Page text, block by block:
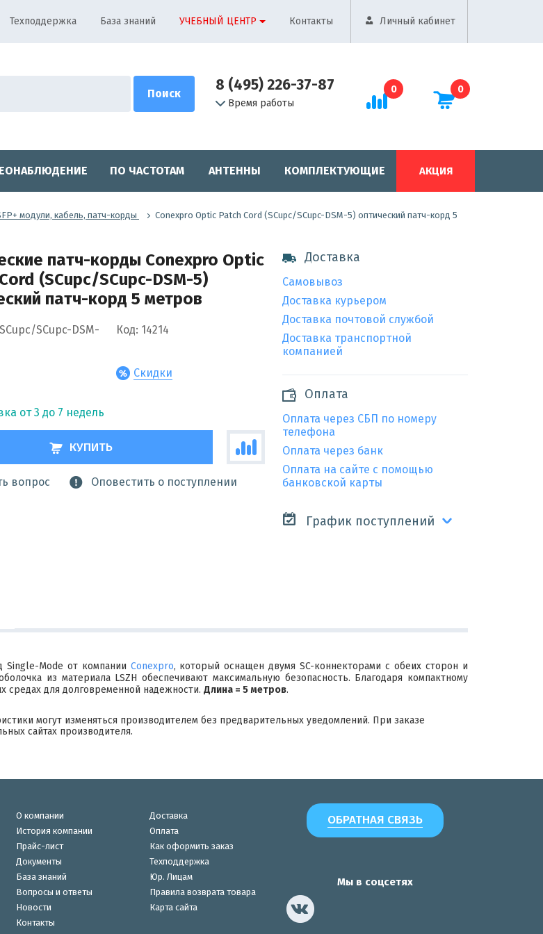
Техподдержка База знаний УЧЕБНЫЙ ЦЕНТР Контакты Личный кабинет
8 (495) 226-37-87
Время работы
0 0
ПО ЧАСТОТАМ АНТЕННЫ КОМПЛЕКТУЮЩИЕ АКЦИЯ
модули, кабель, патч-корды
Conexpro Optic Patch Cord (SCupc/SCupc-DSM-5) оптический патч-корд 5
патч-корды Conexpro Optic
(SCupc/SCupc-DSM-5)
патч-корд 5 метров
SCupc-DSM-
Код: 14214
Скидки
от 3 до 7 недель
КУПИТЬ
вопрос Оповестить о поступлении
Доставка
Самовывоз
Доставка курьером
Доставка почтовой службой
Доставка транспортной
компанией
Оплата
Оплата через СБП по номеру
телефона
Оплата через банк
Оплата на сайте с помощью
банковской карты
График поступлений
Single-Mode от компании Сonexpro, который оснащен двумя SC-коннекторами с обеих сторон и
из материала LSZH обеспечивают максимальную безопасность. Благодаря компактному
средах для долговременной надежности. Длина = 5 метров.
могут изменяться производителем без предварительных уведомлений. При заказе
сайтах производителя.
О компании
История компании
Прайс-лист
Документы
База знаний
Вопросы и ответы
Новости
Контакты
Доставка
Оплата
Как оформить заказ
Техподдержка
Юр. Лицам
Правила возврата товара
Карта сайта
ОБРАТНАЯ СВЯЗЬ
Мы в соцсетях